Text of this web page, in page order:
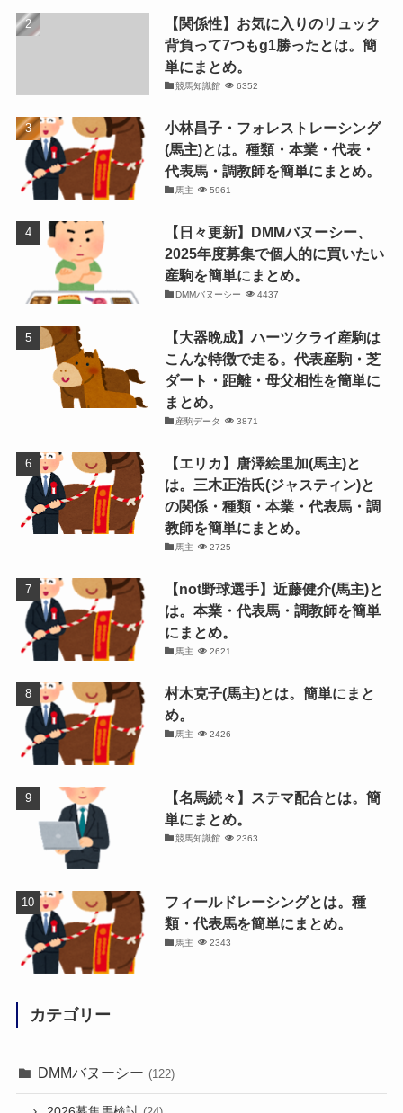
【関係性】お気に入りのリュック
背負って7つもg1勝ったとは。簡
単にまとめ。
競馬知識館 6352
小林昌子・フォレストレーシング
(馬主)とは。種類・本業・代表・
代表馬・調教師を簡単にまとめ。
馬主 5961
【日々更新】DMMバヌーシー、
2025年度募集で個人的に買いたい
産駒を簡単にまとめ。
DMMバヌーシー 4437
【大器晩成】ハーツクライ産駒は
こんな特徴で走る。代表産駒・芝
ダート・距離・母父相性を簡単に
まとめ。
産駒データ 3871
【エリカ】唐澤絵里加(馬主)と
は。三木正浩氏(ジャスティン)と
の関係・種類・本業・代表馬・調
教師を簡単にまとめ。
馬主 2725
【not野球選手】近藤健介(馬主)と
は。本業・代表馬・調教師を簡単
にまとめ。
馬主 2621
村木克子(馬主)とは。簡単にまと
め。
馬主 2426
【名馬続々】ステマ配合とは。簡
単にまとめ。
競馬知識館 2363
フィールドレーシングとは。種
類・代表馬を簡単にまとめ。
馬主 2343
カテゴリー
DMMバヌーシー (122)